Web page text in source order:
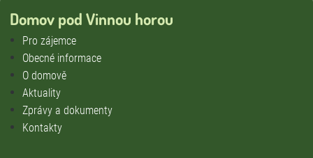
Domov pod Vinnou horou
Pro zájemce
Obecné informace
O domově
Aktuality
Zprávy a dokumenty
Kontakty